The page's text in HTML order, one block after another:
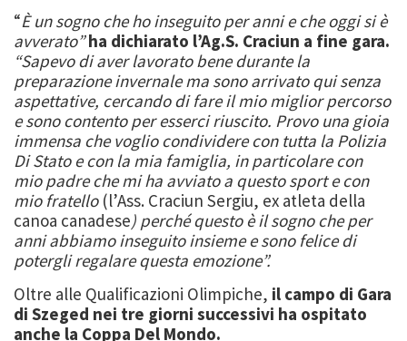
“È un sogno che ho inseguito per anni e che oggi si è
avverato” ha dichiarato l’Ag.S. Craciun a fine gara.
“Sapevo di aver lavorato bene durante la
preparazione invernale ma sono arrivato qui senza
aspettative, cercando di fare il mio miglior percorso
e sono contento per esserci riuscito. Provo una gioia
immensa che voglio condividere con tutta la Polizia
Di Stato e con la mia famiglia, in particolare con
mio padre che mi ha avviato a questo sport e con
mio fratello (l’Ass. Craciun Sergiu, ex atleta della
canoa canadese) perché questo è il sogno che per
anni abbiamo inseguito insieme e sono felice di
potergli regalare questa emozione”.
Oltre alle Qualificazioni Olimpiche, il campo di Gara
di Szeged nei tre giorni successivi ha ospitato
anche la Coppa Del Mondo.